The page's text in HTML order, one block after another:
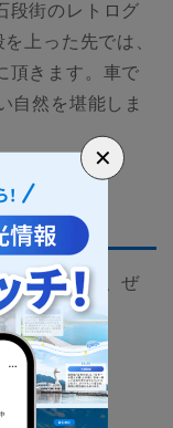
段街のレトログ
上った先では、
頂きます。車で
自然を堪能しま
ースの中で、ぜ
3つです。
✕